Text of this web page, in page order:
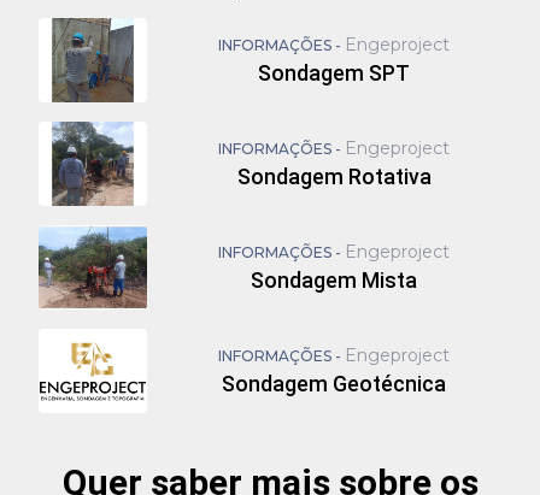
INFORMAÇÕES - Engeproject
Sondagem SPT
INFORMAÇÕES - Engeproject
Sondagem Rotativa
INFORMAÇÕES - Engeproject
Sondagem Mista
INFORMAÇÕES - Engeproject
Sondagem Geotécnica
Quer saber mais sobre os